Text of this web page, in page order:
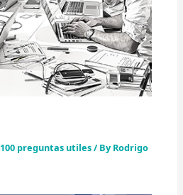
100 preguntas utiles/ By Rodrigo